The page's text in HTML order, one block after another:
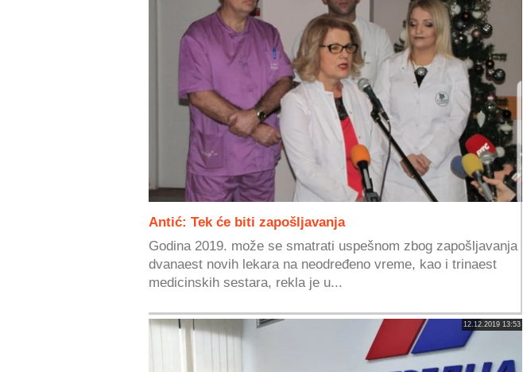
Antić: Tek će biti zapošljavanja
Godina 2019. može se smatrati uspešnom zbog zapošljavanja
dvanaest novih lekara na neodređeno vreme, kao i trinaest
medicinskih sestara, rekla je u...
12.12.2019 13:53